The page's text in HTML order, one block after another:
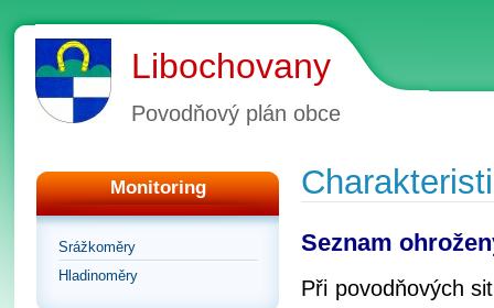
Libochovany
Povodňový plán obce
Monitoring
Srážkoměry
Hladinoměry
Seznam
Při povodňových